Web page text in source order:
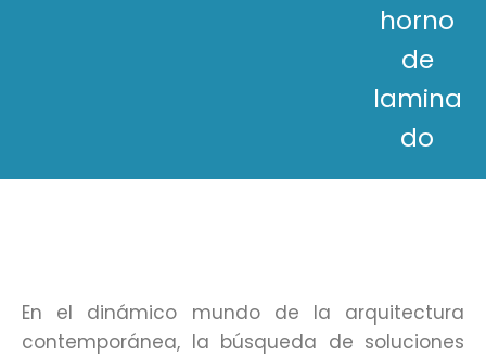
horno
de
lamina
do
En el dinámico mundo de la arquitectura
contemporánea, la búsqueda de soluciones